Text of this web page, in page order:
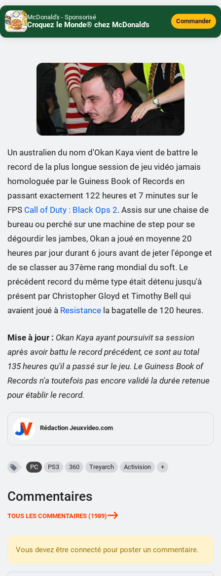
McDonald's - Sponsorisé
Croquez le Monde® chez McDonald's Commander
Un australien du nom d'Okan Kaya vient de battre le
record de la plus longue session de jeu vidéo jamais
homologuée par le Guiness Book of Records en
passant exactement 122 heures et 7 minutes sur le
FPS Call of Duty : Black Ops 2. Assis sur une chaise de
bureau ou perché sur une machine de step pour se
dégourdir les jambes, Okan a joué en moyenne 20
heures par jour durant 6 jours avant de jeter l'éponge et
de se classer au 37ème rang mondial du soft. Le
précédent record du même type était détenu jusqu'à
présent par Christopher Gloyd et Timothy Bell qui
avaient joué à Resistance la bagatelle de 120 heures.
Mise à jour : Okan Kaya ayant poursuivit sa session
après avoir battu le record précédent, ce sont au total
135 heures qu'il a passé sur le jeu. Le Guiness Book of
Records n'a toutefois pas encore validé la durée retenue
pour établir le record.
Rédaction Jeuxvideo.com
PC PS3 360 Treyarch Activision +
Commentaires
TOUS LES COMMENTAIRES (1989)
Vous devez être connecté pour poster un commentaire.